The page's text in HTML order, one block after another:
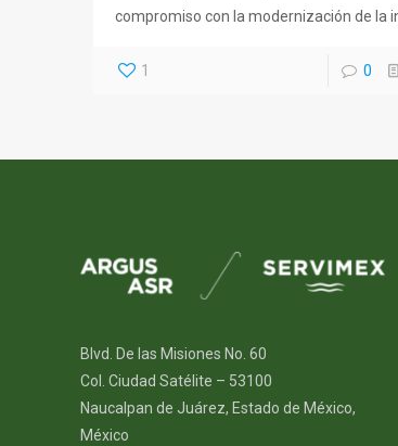
compromiso con la modernización de la
1 0
Blvd. De las Misiones No. 60
Col. Ciudad Satélite – 53100
Naucalpan de Juárez, Estado de México,
México